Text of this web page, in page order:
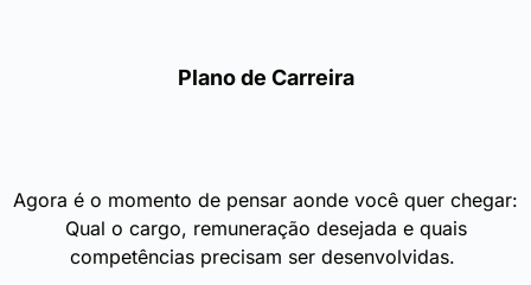
Plano de Carreira
Agora é o momento de pensar aonde você quer chegar:
Qual o cargo, remuneração desejada e quais
competências precisam ser desenvolvidas.